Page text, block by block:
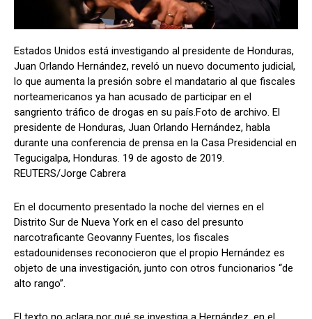
Comparta
Facebook X WhatsApp
Síganos
Comparta
Facebook X WhatsApp
Síganos
Estados Unidos está investigando al presidente de Honduras,
Juan Orlando Hernández, reveló un nuevo documento judicial,
lo que aumenta la presión sobre el mandatario al que fiscales
norteamericanos ya han acusado de participar en el
sangriento tráfico de drogas en su país.Foto de archivo. El
presidente de Honduras, Juan Orlando Hernández, habla
durante una conferencia de prensa en la Casa Presidencial en
Tegucigalpa, Honduras. 19 de agosto de 2019.
REUTERS/Jorge Cabrera
En el documento presentado la noche del viernes en el
Distrito Sur de Nueva York en el caso del presunto
narcotraficante Geovanny Fuentes, los fiscales
estadounidenses reconocieron que el propio Hernández es
objeto de una investigación, junto con otros funcionarios “de
alto rango”.